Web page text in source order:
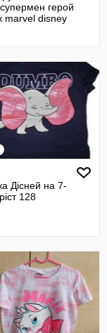
герой
marvel disney
Дісней на 7-
128